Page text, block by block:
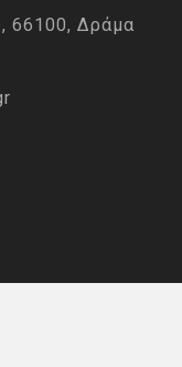
66100, Δράμα